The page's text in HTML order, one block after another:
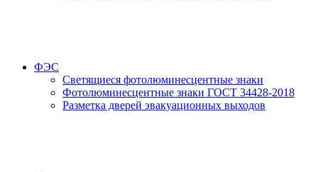
ФЭС
Светящиеся фотолюминесцентные знаки
Фотолюминесцентные знаки ГОСТ 34428-2018
Разметка дверей эвакуационных выходов